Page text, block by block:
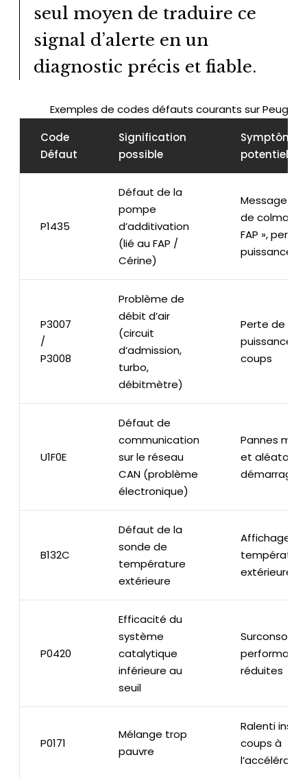
seul moyen de traduire ce
signal d’alerte en un
diagnostic précis et fiable.
Exemples de codes défauts courants sur
Code
Défaut
Signification
possible
Symptômes
potentiels
P1435
Défaut de la
pompe
d’additivation
(lié au FAP /
Cérine)
Message «
de
FAP », perte
puissance
P3007
/
P3008
Problème de
débit d’air
(circuit
d’admission,
turbo,
débitmètre)
Perte de
puissance,
coups
U1F0E
Défaut de
communication
sur le réseau
CAN (problème
électronique)
Pannes
et
démarrage
B132C
Défaut de la
sonde de
température
extérieure
Affichage de
température
extérieure
P0420
Efficacité du
système
catalytique
inférieure au
seuil
réduites
P0171
Mélange trop
pauvre
Ralenti
coups à